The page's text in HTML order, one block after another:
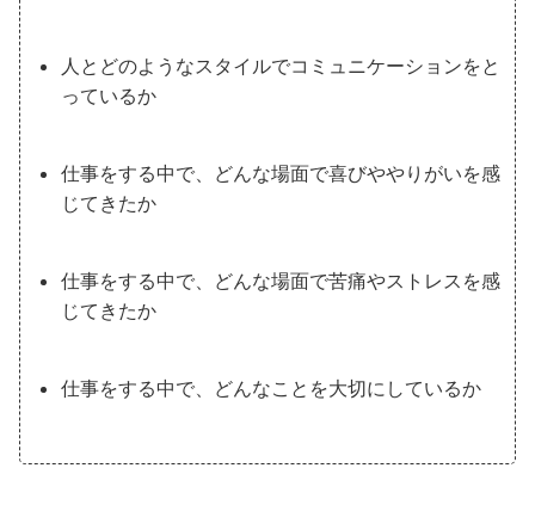
人とどのようなスタイルでコミュニケーションをと
っているか
仕事をする中で、どんな場面で喜びややりがいを感
じてきたか
仕事をする中で、どんな場面で苦痛やストレスを感
じてきたか
仕事をする中で、どんなことを大切にしているか